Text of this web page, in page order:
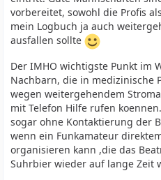
vorbereitet, sowohl die Profis
mein Logbuch ja auch
ausfallen sollte
Der IMHO wichtigste Punkt im
Nachbarn, die in medizinische
wegen weitergehendem
mit Telefon Hilfe rufen
sogar ohne Kontaktierung der
wenn ein Funkamateur
organisieren kann ,die das
Suhrbier wieder auf lange Zeit